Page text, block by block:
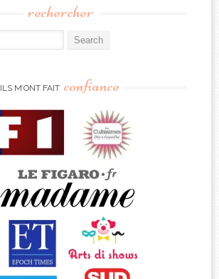
rechercher
ILS M’ONT FAIT confiance